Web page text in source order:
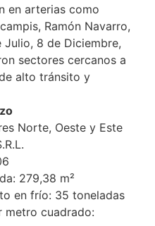
en arterias como
Ramón Navarro,
Julio, 8 de Diciembre,
sectores cercanos a
alto tránsito y
Norte, Oeste y Este
279,38 m²
en frío: 35 toneladas
metro cuadrado: